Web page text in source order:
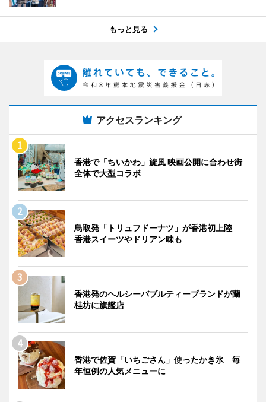
もっと見る
アクセスランキング
香港で「ちいかわ」旋風 映画公開に合わせ街
全体で大型コラボ
鳥取発「トリュフドーナツ」が香港初上陸
香港スイーツやドリアン味も
香港発のヘルシーバブルティーブランドが蘭
桂坊に旗艦店
香港で佐賀「いちごさん」使ったかき氷 毎
年恒例の人気メニューに